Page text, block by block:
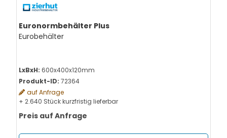
Euronormbehälter Plus
Eurobehälter
LxBxH: 600x400x120mm
Produkt-ID: 72364
auf Anfrage
+ 2.640 Stück kurzfristig lieferbar
Preis auf Anfrage